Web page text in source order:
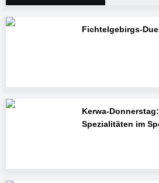
Fichtelgebirgs-
Kerwa-
Spezialitäten im